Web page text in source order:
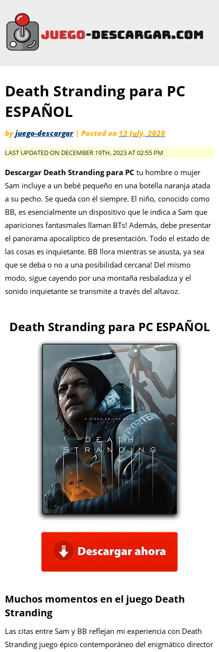
Death Stranding para PC
ESPAÑOL
byjuego-descargar | Posted on 13 July, 2020
LAST UPDATED ON DECEMBER 19TH, 2023 AT 02:55 PM
Descargar Death Stranding para PC tu hombre o mujer
Sam incluye a un bebé pequeño en una botella naranja atada
a su pecho. Se queda con él siempre. El niño, conocido como
BB, es esencialmente un dispositivo que le indica a Sam que
apariciones fantasmales llaman BTs! Además, debe presentar
el panorama apocalíptico de presentación. Todo el estado de
las cosas es inquietante. BB llora mientras se asusta, ya sea
que se deba o no a una posibilidad cercana! Del mismo
modo, sigue cayendo por una montaña resbaladiza y el
sonido inquietante se transmite a través del altavoz.
Death Stranding para PC ESPAÑOL
Muchos momentos en el juego Death
Stranding
Las citas entre Sam y BB reflejan mi experiencia con Death
Stranding juego épico contemporáneo del enigmático director